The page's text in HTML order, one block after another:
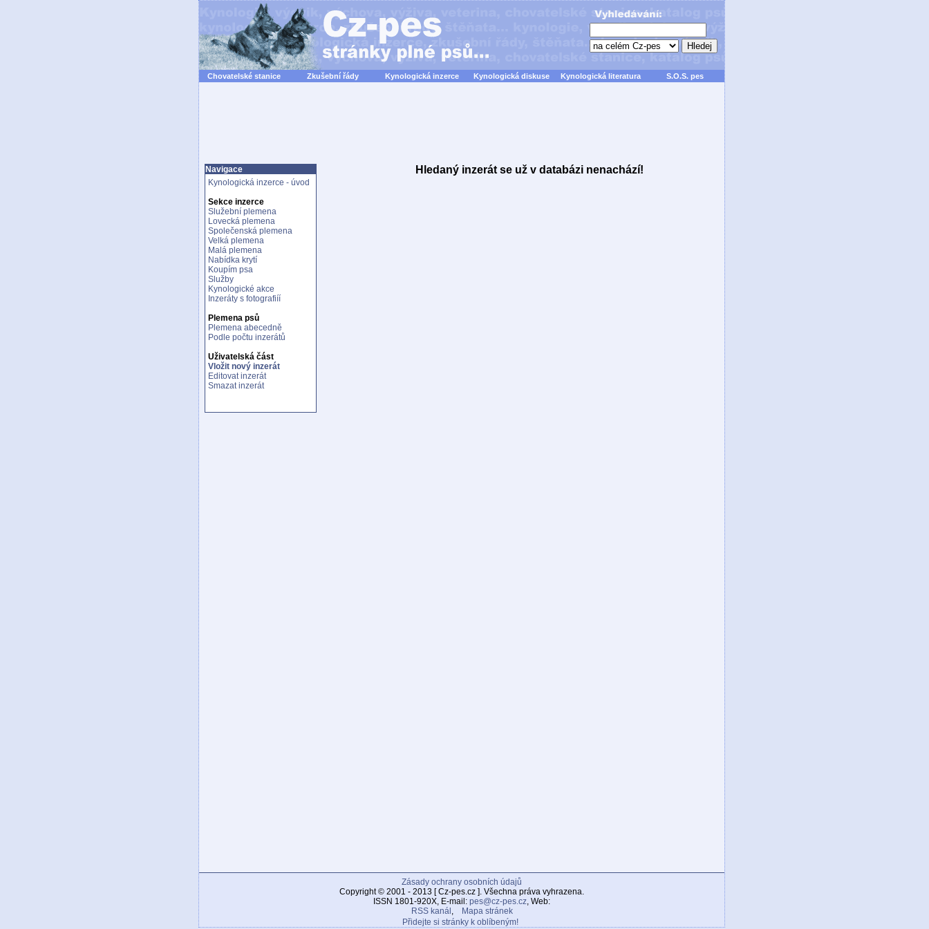
Chovatelské stanice Zkušební řády Kynologická inzerce Kynologická diskuse Kynologická literatura S.O.S. pes
Navigace
Kynologická inzerce - úvod
Sekce inzerce
Služební plemena
Lovecká plemena
Společenská plemena
Velká plemena
Malá plemena
Nabídka krytí
Koupím psa
Služby
Kynologické akce
Inzeráty s fotografiíí
Plemena psů
Plemena abecedně
Podle počtu inzerátů
Uživatelská část
Vložit nový inzerát
Editovat inzerát
Smazat inzerát
Hledaný inzerát se už v databázi nenachází!
Zásady ochrany osobních údajů
Copyright © 2001 - 2013 [ Cz-pes.cz ]. Všechna práva vyhrazena.
ISSN 1801-920X, E-mail: pes@cz-pes.cz, Web:
RSS kanál ,
Mapa stránek
Přidejte si stránky k oblíbeným!